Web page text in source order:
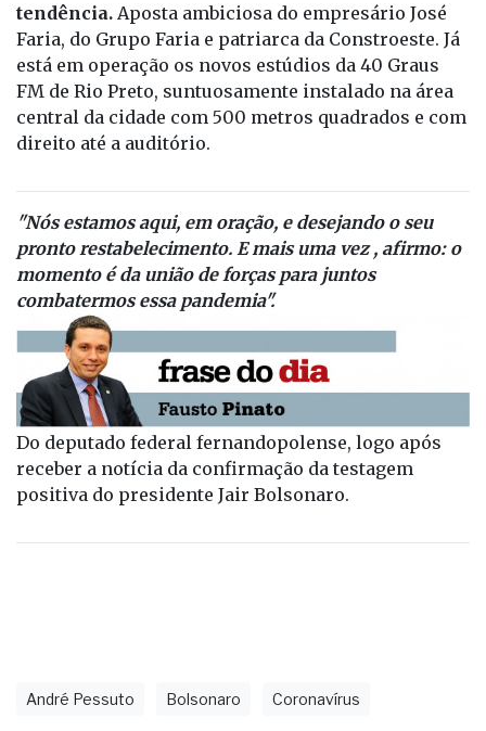
tendência. Aposta ambiciosa do empresário José
Faria, do Grupo Faria e patriarca da Constroeste. Já
está em operação os novos estúdios da 40 Graus
FM de Rio Preto, suntuosamente instalado na área
central da cidade com 500 metros quadrados e com
direito até a auditório.
"Nós estamos aqui, em oração, e desejando o seu
pronto restabelecimento. E mais uma vez , afirmo: o
momento é da união de forças para juntos
combatermos essa pandemia".
Do deputado federal fernandopolense, logo após
receber a notícia da confirmação da testagem
positiva do presidente Jair Bolsonaro.
André Pessuto Bolsonaro Coronavírus